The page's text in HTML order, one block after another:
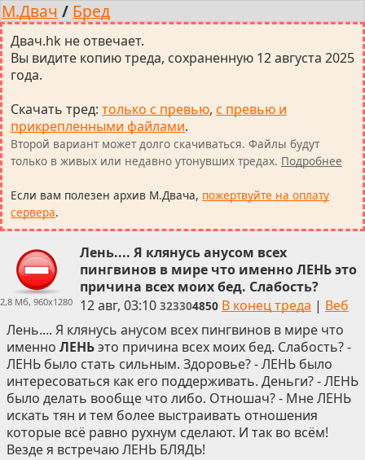
М.Двач / Бред
Двач.hk не отвечает.
Вы видите копию треда, сохраненную 12 августа 2025
года.
Скачать тред: только с превью, с превью и
прикрепленными файлами.
Второй вариант может долго скачиваться. Файлы будут
только в живых или недавно утонувших тредах. Подробнее
Если вам полезен архив М.Двача, пожертвуйте на оплату
сервера.
2,8 Мб, 960x1280
Лень.... Я клянусь анусом всех
пингвинов в мире что именно ЛЕНЬ это
причина всех моих бед. Слабость?
12 авг, 03:10 323304850 В конец треда | Веб
Лень.... Я клянусь анусом всех пингвинов в мире что
именно ЛЕНЬэто причина всех моих бед. Слабость? -
ЛЕНЬ было стать сильным. Здоровье? - ЛЕНЬ было
интересоваться как его поддерживать. Деньги? - ЛЕНЬ
было делать вообще что либо. Отношач? - Мне ЛЕНЬ
искать тян и тем более выстраивать отношения
которые всё равно рухнум сделают. И так во всём!
Везде я встречаю ЛЕНЬ БЛЯДЬ!